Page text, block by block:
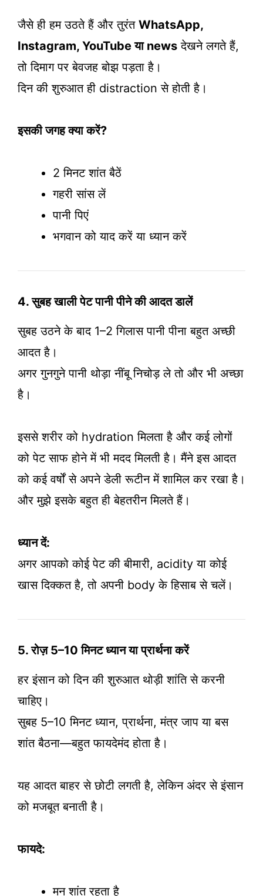
जैसे ही हम उठते हैं और तुरंत WhatsApp,
Instagram, YouTube या news देखने लगते हैं,
तो दिमाग पर बेवजह बोझ पड़ता है।
दिन की शुरुआत ही distraction से होती है।
इसकी जगह क्या करें?
2 मिनट शांत बैठें
गहरी सांस लें
पानी पिएं
भगवान को याद करें या ध्यान करें
4. सुबह खाली पेट पानी पीने की आदत डालें
सुबह उठने के बाद 1–2 गिलास पानी पीना बहुत अच्छी
आदत है।
अगर गुनगुने पानी थोड़ा नींबू निचोड़ ले तो और भी अच्छा
है।
इससे शरीर को hydration मिलता है और कई लोगों
को पेट साफ होने में भी मदद मिलती है। मैंने इस आदत
को कई वर्षों से अपने डेली रूटीन में शामिल कर रखा है।
और मुझे इसके बहुत ही बेहतरीन मिलते हैं।
ध्यान दें:
अगर आपको कोई पेट की बीमारी, acidity या कोई
खास दिक्कत है, तो अपनी body के हिसाब से चलें।
5. रोज़ 5–10 मिनट ध्यान या प्रार्थना करें
हर इंसान को दिन की शुरुआत थोड़ी शांति से करनी
चाहिए।
सुबह 5–10 मिनट ध्यान, प्रार्थना, मंत्र जाप या बस
शांत बैठना—बहुत फायदेमंद होता है।
यह आदत बाहर से छोटी लगती है, लेकिन अंदर से इंसान
को मजबूत बनाती है।
फायदे:
मन शांत रहता है